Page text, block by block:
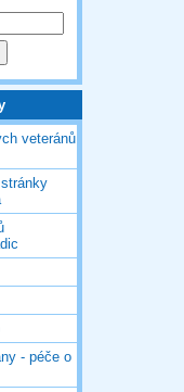
veteránů
- péče o